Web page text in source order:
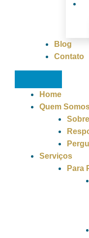
Blog
Contato
Home
Quem
Serviços
Para